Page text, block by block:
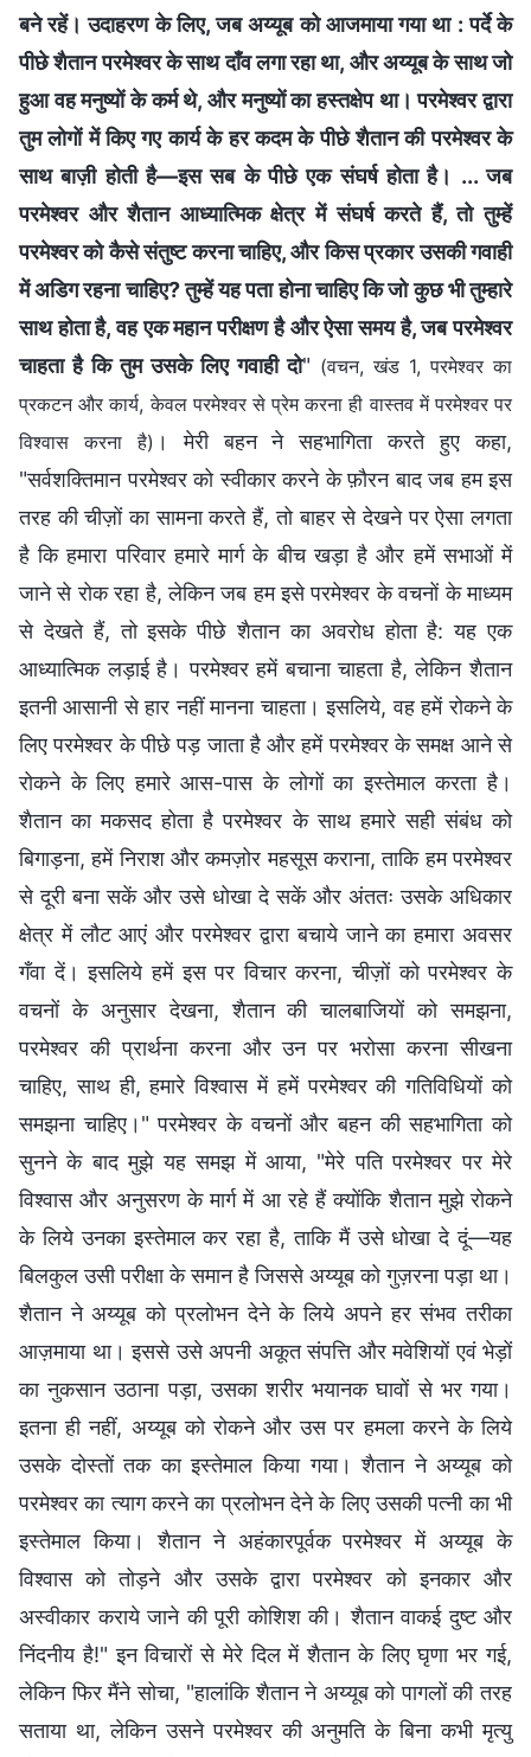
बने रहें। उदाहरण के लिए, जब अय्यूब को आजमाया गया था : पर्दे के
पीछे शैतान परमेश्वर के साथ दाँव लगा रहा था, और अय्यूब के साथ जो
हुआ वह मनुष्यों के कर्म थे, और मनुष्यों का हस्तक्षेप था। परमेश्वर द्वारा
तुम लोगों में किए गए कार्य के हर कदम के पीछे शैतान की परमेश्वर के
साथ बाज़ी होती है—इस सब के पीछे एक संघर्ष होता है। ... जब
परमेश्वर और शैतान आध्यात्मिक क्षेत्र में संघर्ष करते हैं, तो तुम्हें
परमेश्वर को कैसे संतुष्ट करना चाहिए, और किस प्रकार उसकी गवाही
में अडिग रहना चाहिए? तुम्हें यह पता होना चाहिए कि जो कुछ भी तुम्हारे
साथ होता है, वह एक महान परीक्षण है और ऐसा समय है, जब परमेश्वर
चाहता है कि तुम उसके लिए गवाही दो" (वचन, खंड 1, परमेश्वर का
प्रकटन और कार्य, केवल परमेश्वर से प्रेम करना ही वास्तव में परमेश्वर पर
विश्वास करना है) । मेरी बहन ने सहभागिता करते हुए कहा,
"सर्वशक्तिमान परमेश्वर को स्वीकार करने के फ़ौरन बाद जब हम इस
तरह की चीज़ों का सामना करते हैं, तो बाहर से देखने पर ऐसा लगता
है कि हमारा परिवार हमारे मार्ग के बीच खड़ा है और हमें सभाओं में
जाने से रोक रहा है, लेकिन जब हम इसे परमेश्वर के वचनों के माध्यम
से देखते हैं, तो इसके पीछे शैतान का अवरोध होता है: यह एक
आध्यात्मिक लड़ाई है। परमेश्वर हमें बचाना चाहता है, लेकिन शैतान
इतनी आसानी से हार नहीं मानना चाहता। इसलिये, वह हमें रोकने के
लिए परमेश्वर के पीछे पड़ जाता है और हमें परमेश्वर के समक्ष आने से
रोकने के लिए हमारे आस-पास के लोगों का इस्तेमाल करता है।
शैतान का मकसद होता है परमेश्वर के साथ हमारे सही संबंध को
बिगाड़ना, हमें निराश और कमज़ोर महसूस कराना, ताकि हम परमेश्वर
से दूरी बना सकें और उसे धोखा दे सकें और अंततः उसके अधिकार
क्षेत्र में लौट आएं और परमेश्वर द्वारा बचाये जाने का हमारा अवसर
गँवा दें। इसलिये हमें इस पर विचार करना, चीज़ों को परमेश्वर के
वचनों के अनुसार देखना, शैतान की चालबाजियों को समझना,
परमेश्वर की प्रार्थना करना और उन पर भरोसा करना सीखना
चाहिए, साथ ही, हमारे विश्वास में हमें परमेश्वर की गतिविधियों को
समझना चाहिए।" परमेश्वर के वचनों और बहन की सहभागिता को
सुनने के बाद मुझे यह समझ में आया, "मेरे पति परमेश्वर पर मेरे
विश्वास और अनुसरण के मार्ग में आ रहे हैं क्योंकि शैतान मुझे रोकने
के लिये उनका इस्तेमाल कर रहा है, ताकि मैं उसे धोखा दे दूं—यह
बिलकुल उसी परीक्षा के समान है जिससे अय्यूब को गुज़रना पड़ा था।
शैतान ने अय्यूब को प्रलोभन देने के लिये अपने हर संभव तरीका
आज़माया था। इससे उसे अपनी अकूत संपत्ति और मवेशियों एवं भेड़ों
का नुकसान उठाना पड़ा, उसका शरीर भयानक घावों से भर गया।
इतना ही नहीं, अय्यूब को रोकने और उस पर हमला करने के लिये
उसके दोस्तों तक का इस्तेमाल किया गया। शैतान ने अय्यूब को
परमेश्वर का त्याग करने का प्रलोभन देने के लिए उसकी पत्नी का भी
इस्तेमाल किया। शैतान ने अहंकारपूर्वक परमेश्वर में अय्यूब के
विश्वास को तोड़ने और उसके द्वारा परमेश्वर को इनकार और
अस्वीकार कराये जाने की पूरी कोशिश की। शैतान वाकई दुष्ट और
निंदनीय है!" इन विचारों से मेरे दिल में शैतान के लिए घृणा भर गई,
लेकिन फिर मैंने सोचा, "हालांकि शैतान ने अय्यूब को पागलों की तरह
सताया था, लेकिन उसने परमेश्वर की अनुमति के बिना कभी मृत्यु